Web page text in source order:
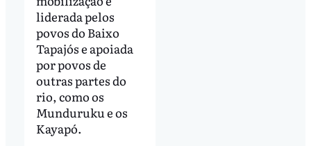
liderada pelos
povos do Baixo
Tapajós e apoiada
por povos de
outras partes do
rio, como os
Munduruku e os
Kayapó.